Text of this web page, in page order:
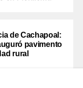
de Cachapoal:
pavimento
rural